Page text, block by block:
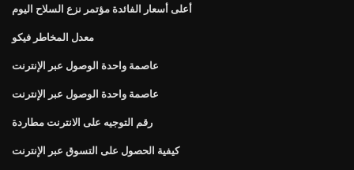
أعلى أسعار الفائدة مؤتمر نزع السلاح اليوم
معدل المخاطر فيكو
عاصمة واحدة الوصول عبر الإنترنت
عاصمة واحدة الوصول عبر الإنترنت
رقم التوجيه على الانترنت مطاردة
كيفية الحصول على التسوق عبر الإنترنت